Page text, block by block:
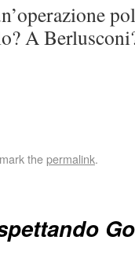
A
thepermalink.